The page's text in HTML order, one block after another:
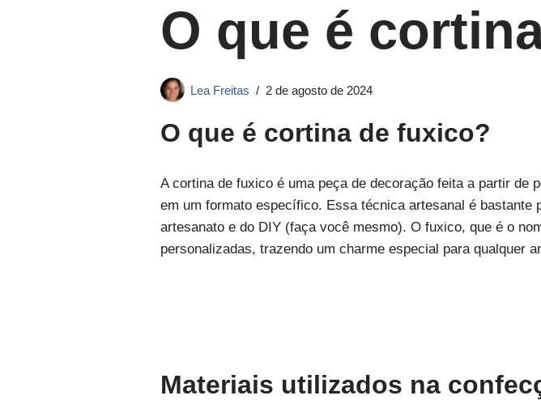
O que é
Lea Freitas 2 de agosto de 2024
O que é cortina de fuxico?
A cortina de fuxico é uma peça de decoração feita a partir de
em um formato específico. Essa técnica artesanal é
artesanato e do DIY (faça você mesmo). O fuxico, que é o
personalizadas, trazendo um charme especial para qualquer
Materiais utilizados na